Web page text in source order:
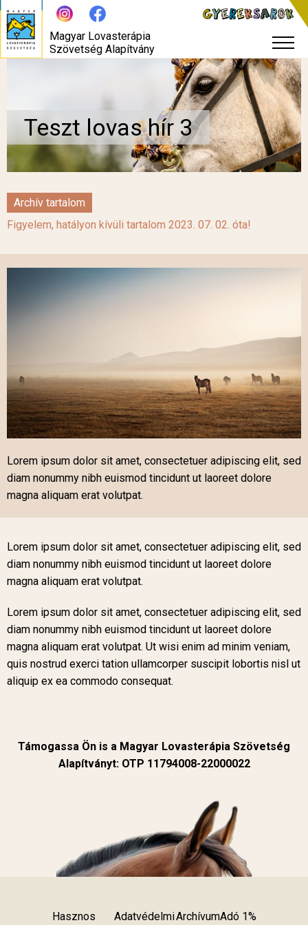
Magyar Lovasterápia
Szövetség Alapítvány
Teszt lovas hír 3
Archív tartalom
Figyelem, hatályon kívüli tartalom 2023. 07. 02. óta!
Lorem ipsum dolor sit amet, consectetuer adipiscing elit, sed
diam nonummy nibh euismod tincidunt ut laoreet dolore
magna aliquam erat volutpat.
Lorem ipsum dolor sit amet, consectetuer adipiscing elit, sed
diam nonummy nibh euismod tincidunt ut laoreet dolore
magna aliquam erat volutpat.
Lorem ipsum dolor sit amet, consectetuer adipiscing elit, sed
diam nonummy nibh euismod tincidunt ut laoreet dolore
magna aliquam erat volutpat. Ut wisi enim ad minim veniam,
quis nostrud exerci tation ullamcorper suscipit lobortis nisl ut
aliquip ex ea commodo consequat.
Támogassa Ön is a Magyar Lovasterápia Szövetség
Alapítványt: OTP 11794008-22000022
Hasznos AdatvédelmiArchívumAdó 1%